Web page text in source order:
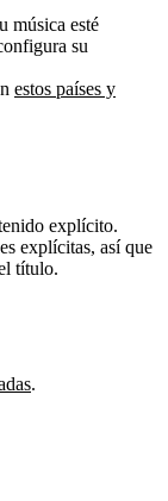
música esté
su
estos países y
explícito.
explícitas, así que
título.
.